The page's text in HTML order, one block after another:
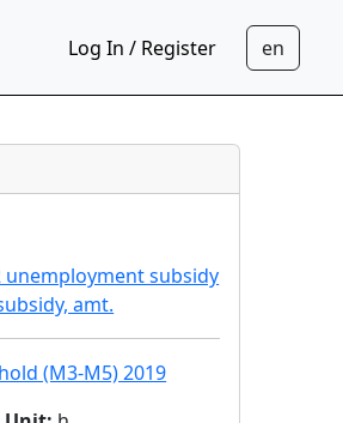
Log In / Register
unemployment subsidy
amt.
(M3-M5) 2019